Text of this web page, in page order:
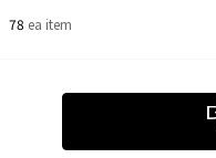
78 ea item